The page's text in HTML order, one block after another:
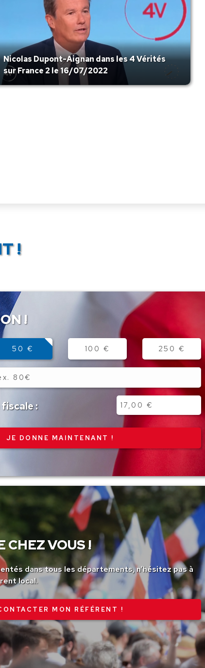
Nicolas Dupont-Aignan dans les 4 Vérités
sur France 2 le 16/07/2022
!
!
50 € 100 € 250 €
:
CHEZ VOUS !
dans tous les départements, n’hésitez pas à
local.
MON RÉFÉRENT !